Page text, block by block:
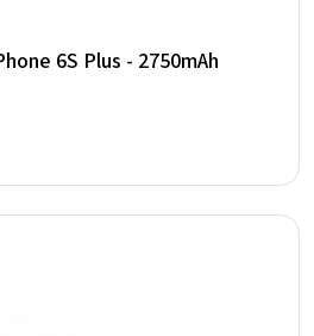
6S Plus - 2750mAh